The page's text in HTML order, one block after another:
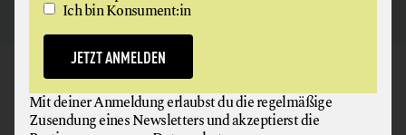
GAUMEN HOCH
NEWSLETTER
Ich bin Konsument:in
JETZT ANMELDEN
Mit deiner Anmeldung erlaubst du die regelmäßige
Zusendung eines Newsletters und akzeptierst die